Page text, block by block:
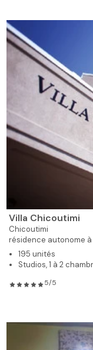
Villa Chicoutimi
Chicoutimi
résidence autonome
195 unités
Studios, 1 à 2
5/5